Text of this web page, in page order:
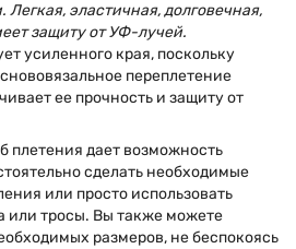
эластичная, долговечная,
защиту от УФ-лучей.
усиленного края, поскольку
переплетение
ее прочность и защиту от
плетения дает возможность
сделать необходимые
или просто использовать
или тросы. Вы также можете
размеров, не беспокоясь